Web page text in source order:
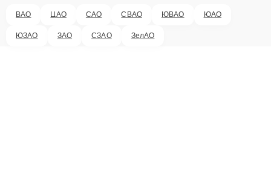
ВАО ЦАО САО СВАО ЮВАО ЮАО
ЮЗАО ЗАО СЗАО ЗелАО